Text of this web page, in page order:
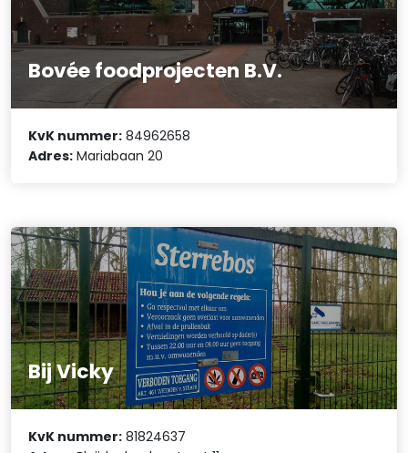
Bovée foodprojecten B.V.
KvK nummer: 84962658
Adres: Mariabaan 20
Bij Vicky
KvK nummer: 81824637